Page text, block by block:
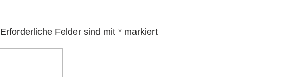
Erforderliche Felder sind mit* markiert